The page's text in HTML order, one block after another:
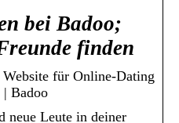
bei Badoo;
finden
für Online-Dating
Badoo
neue Leute in deiner